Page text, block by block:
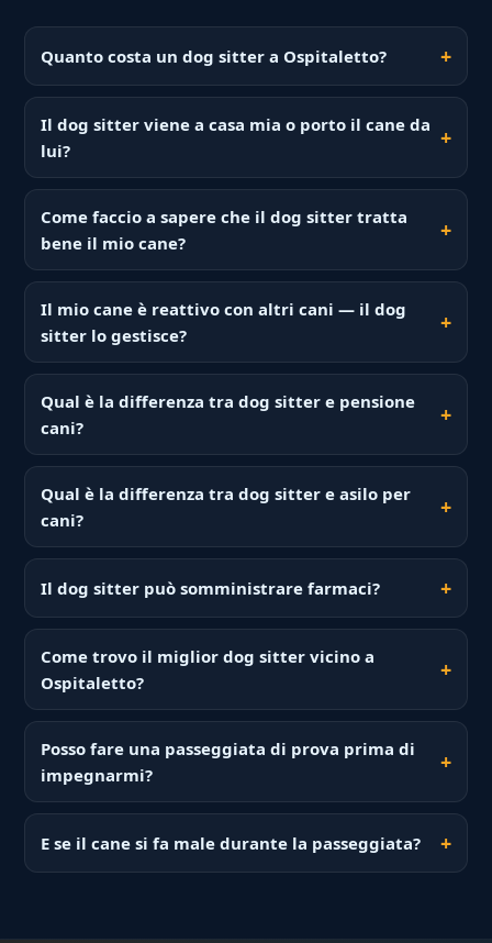
Quanto costa un dog sitter a Ospitaletto?
Il dog sitter viene a casa mia o porto il cane da
lui?
Come faccio a sapere che il dog sitter tratta
bene il mio cane?
Il mio cane è reattivo con altri cani — il dog
sitter lo gestisce?
Qual è la differenza tra dog sitter e pensione
cani?
Qual è la differenza tra dog sitter e asilo per
cani?
Il dog sitter può somministrare farmaci?
Come trovo il miglior dog sitter vicino a
Ospitaletto?
Posso fare una passeggiata di prova prima di
impegnarmi?
E se il cane si fa male durante la passeggiata?